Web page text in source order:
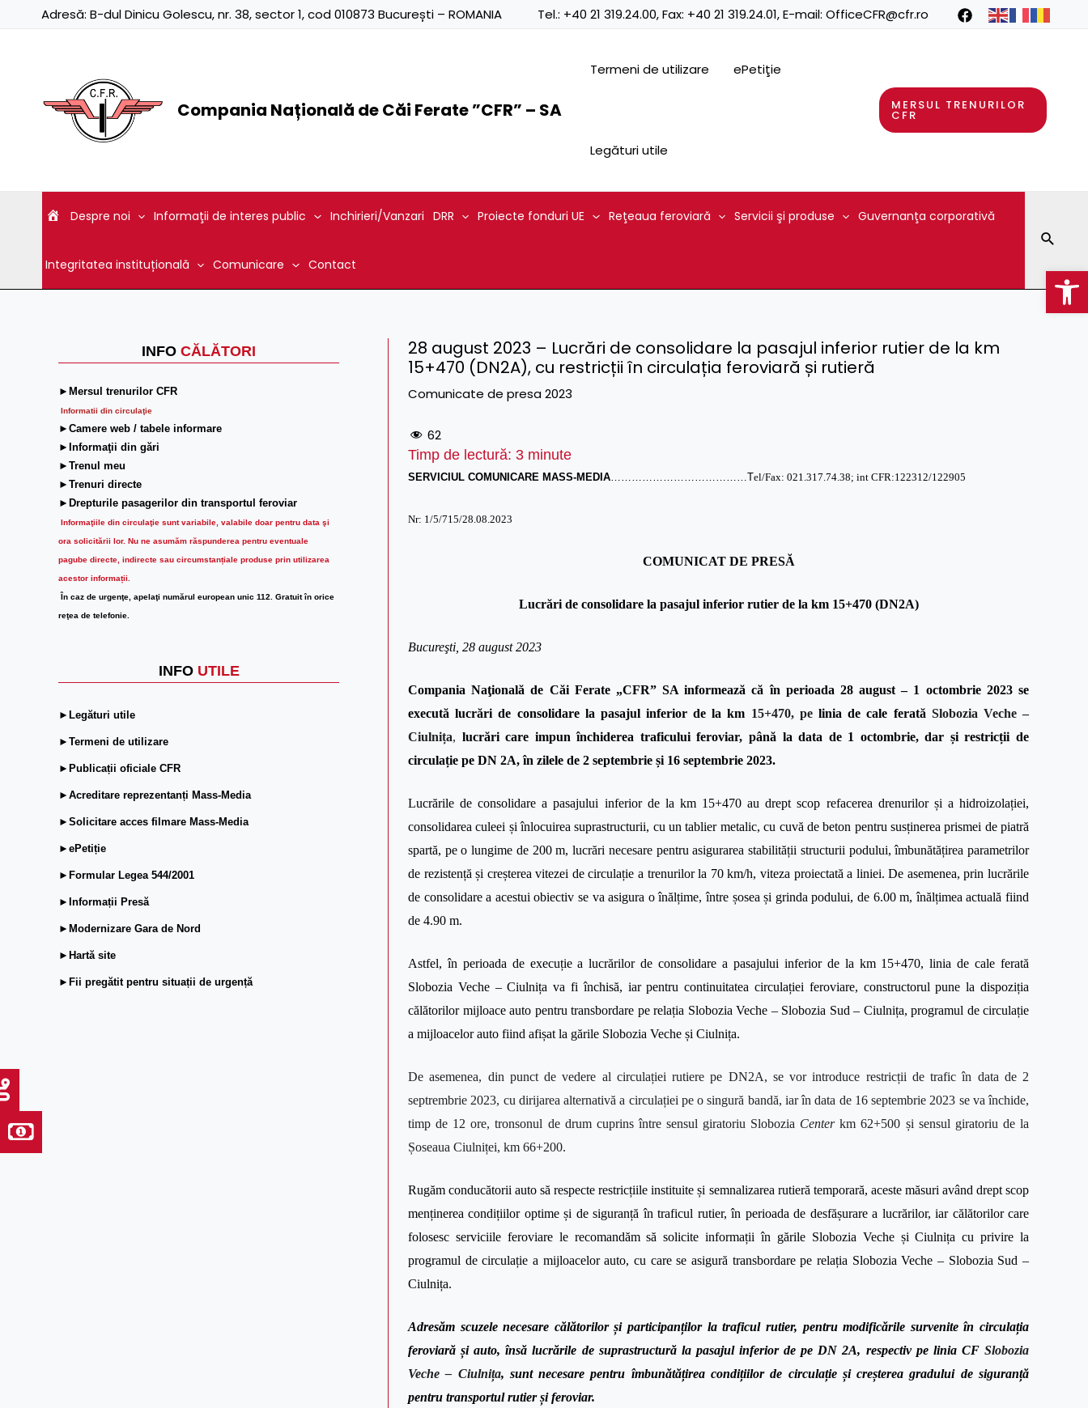
Adresă: B-dul Dinicu Golescu, nr. 38, sector 1, cod 010873 București – ROMANIA Tel.: +40 21 319.24.00, Fax: +40 21 319.24.01, E-mail: OfficeCFR@cfr.ro
Compania Națională de Căi Ferate ”CFR” – SA
Termeni de utilizare ePetiţie
Legături utile
MERSUL TRENURILOR
CFR
Despre noi Informaţii de interes public Inchirieri/Vanzari DRR Proiecte fonduri UE Reţeaua feroviară Servicii şi produse Guvernanţa corporativă
Integritatea instituțională Comunicare Contact
INFO CĂLĂTORI
►Mersul trenurilor CFR
Informatii din circulaţie
►Camere web / tabele informare
►Informaţii din gări
►Trenul meu
►Trenuri directe
►Drepturile pasagerilor din transportul feroviar
Informaţiile din circulaţie sunt variabile, valabile doar pentru data şi
ora solicitării lor. Nu ne asumăm răspunderea pentru eventuale
pagube directe, indirecte sau circumstanțiale produse prin utilizarea
acestor informații.
În caz de urgenţe, apelaţi numărul european unic 112. Gratuit în orice
reţea de telefonie.
INFO UTILE
►Legături utile
►Termeni de utilizare
►Publicații oficiale CFR
►Acreditare reprezentanți Mass-Media
►Solicitare acces filmare Mass-Media
►ePetiție
►Formular Legea 544/2001
►Informații Presă
►Modernizare Gara de Nord
►Hartă site
►Fii pregătit pentru situații de urgență
28 august 2023 – Lucrări de consolidare la pasajul inferior rutier de la km
15+470 (DN2A), cu restricții în circulația feroviară și rutieră
Comunicate de presa 2023
62
Timp de lectură: 3 minute
SERVICIUL COMUNICARE MASS-MEDIA …………………………………Tel/Fax: 021.317.74.38; int CFR:122312/122905
Nr: 1/5/715/28.08.2023
COMUNICAT DE PRESĂ
Lucrări de consolidare la pasajul inferior rutierde la km 15+470 (DN2A)
Bucureşti, 28 august 2023
Compania Naţională de Căi Ferate „CFR” SA informează că în perioada 28 august – 1 octombrie 2023 se
execută lucrări de consolidare la pasajul inferior de la km 15+470, pelinia de cale ferată Slobozia Veche –
Ciulnița, lucrări care impun închiderea traficului feroviar, până la data de 1 octombrie, dar și restricții de
circulație pe DN 2A, în zilele de 2 septembrie și 16 septembrie 2023.
Lucrările de consolidare a pasajului inferior de la km 15+470 au drept scop refacerea drenurilor și a hidroizolației,
consolidarea culeei și înlocuirea suprastructurii, cu un tablier metalic, cu cuvă de beton pentru susținerea prismei de piatră
spartă, pe o lungime de 200 m, lucrări necesare pentru asigurareastabilității structurii podului, îmbunătățirea parametrilor
de rezistență și creștereavitezei de circulație a trenurilor la 70 km/h, viteza proiectată a liniei.De asemenea, prin lucrările
de consolidare a acestui obiectiv se va asigura o înălțime, între șosea și grinda podului, de 6.00 m, înălțimea actuală fiind
de 4.90 m.
Astfel, în perioada de execuție a lucrărilor de consolidare a pasajului inferior de la km 15+470,linia de cale ferată
Slobozia Veche – Ciulnița va fi închisă, iar pentru continuitatea circulației feroviare, constructorul pune la dispoziția
călătorilor mijloace auto pentru transbordare pe relația Slobozia Veche – Slobozia Sud – Ciulnița, programul de circulație
a mijloacelor auto fiind afișat la gările Slobozia Veche și Ciulnița.
De asemenea, din punct de vedere al circulației rutiere pe DN2A, se vor introduce restricții de trafic în data de 2
septrembrie 2023, cu dirijarea alternativă a circulației pe o singură bandă, iar în data de 16 septembrie 2023 se va închide,
timp de 12 ore, tronsonul de drum cuprins între sensul giratoriu Slobozia Centerkm 62+500 și sensul giratoriu de la
Șoseaua Ciulniței, km 66+200.
Rugăm conducătorii autosă respecterestricțiile instituite și semnalizarea rutieră temporară, aceste măsuri având drept scop
menținerea condițiilor optime și de siguranță în traficul rutier, în perioada de desfășurare a lucrărilor, iar călătorilor care
folosesc serviciile feroviare le recomandăm să solicite informații în gările Slobozia Veche și Ciulnița cu privire la
programul de circulație a mijloacelor auto, cu care se asigură transbordarepe relația Slobozia Veche – Slobozia Sud –
Ciulnița.
Adresăm scuzele necesare călătorilor și participanților la traficul rutier, pentru modificările survenite în circulația
feroviară și auto, însă lucrările de suprastructură la pasajul inferior de pe DN 2A, respectiv pe linia CF Slobozia
Veche – Ciulnița, sunt necesare pentru îmbunătățirea condițiilor de circulație și creșterea gradului de siguranță
pentru transportul rutier și feroviar.